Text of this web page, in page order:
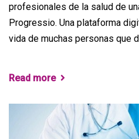
profesionales de la salud de
Progressio. Una plataforma
vida de muchas personas que
Read more